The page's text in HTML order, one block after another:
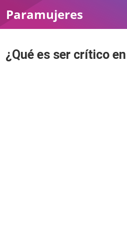
Paramujeres
¿Qué es ser crítico